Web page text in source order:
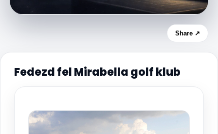
Share ↗
Fedezd fel Mirabella golf klub